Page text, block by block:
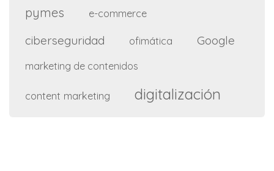
pymes e-commerce
ciberseguridad ofimática Google
marketing de contenidos
content marketing digitalización